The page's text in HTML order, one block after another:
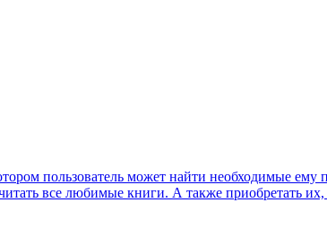
пользователь может найти необходимые ему
все любимые книги. А также приобретать